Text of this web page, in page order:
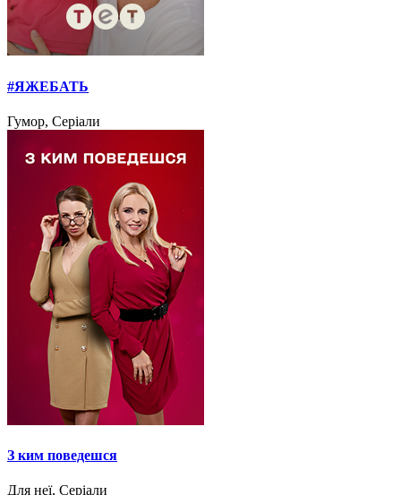
#ЯЖЕБАТЬ
Гумор, Серіали
З ким поведешся
Для неї, Серіали